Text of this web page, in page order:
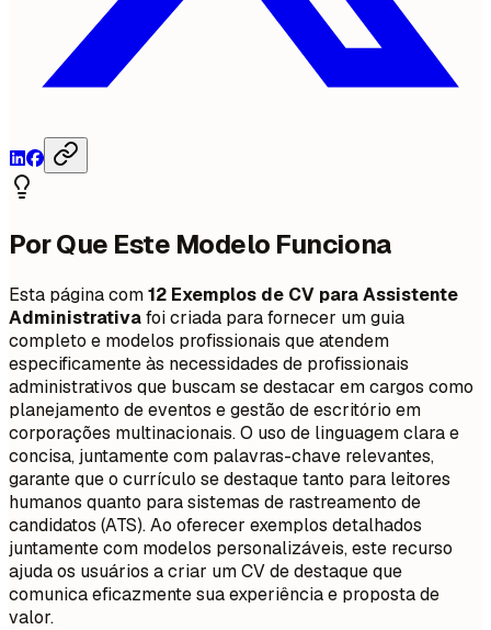
Por Que Este Modelo Funciona
Esta página com12 Exemplos de CV para Assistente
Administrativafoi criada para fornecer um guia
completo e modelos profissionais que atendem
especificamente às necessidades de profissionais
administrativos que buscam se destacar em cargos como
planejamento de eventos e gestão de escritório em
corporações multinacionais. O uso de linguagem clara e
concisa, juntamente com palavras-chave relevantes,
garante que o currículo se destaque tanto para leitores
humanos quanto para sistemas de rastreamento de
candidatos (ATS). Ao oferecer exemplos detalhados
juntamente com modelos personalizáveis, este recurso
ajuda os usuários a criar um CV de destaque que
comunica eficazmente sua experiência e proposta de
valor.